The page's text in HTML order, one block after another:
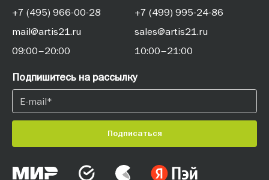
+7 (495) 966-00-28
mail@artis21.ru
09:00–20:00
+7 (499) 995-24-86
sales@artis21.ru
10:00–21:00
Подпишитесь на рассылку
Подписаться